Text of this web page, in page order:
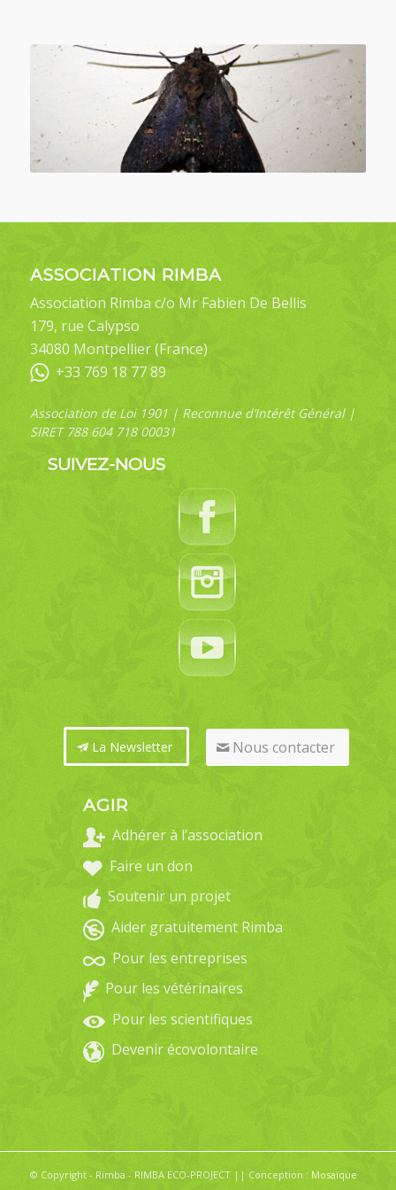
ASSOCIATION RIMBA
Association Rimba c/o Mr Fabien De Bellis
179, rue Calypso
34080 Montpellier (France)
+33 769 18 77 89
Association de Loi 1901 | Reconnue d’Intérêt Général |
SIRET 788 604 718 00031
SUIVEZ-NOUS
La Newsletter Nous contacter
AGIR
Adhérer à l’association
Faire un don
Soutenir un projet
Aider gratuitement Rimba
Pour les entreprises
Pour les vétérinaires
Pour les scientifiques
Devenir écovolontaire
© Copyright - Rimba - RIMBA ECO-PROJECT || Conception : Mosaïque